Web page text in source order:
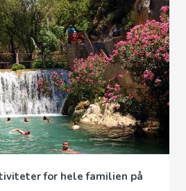
for hele familien på